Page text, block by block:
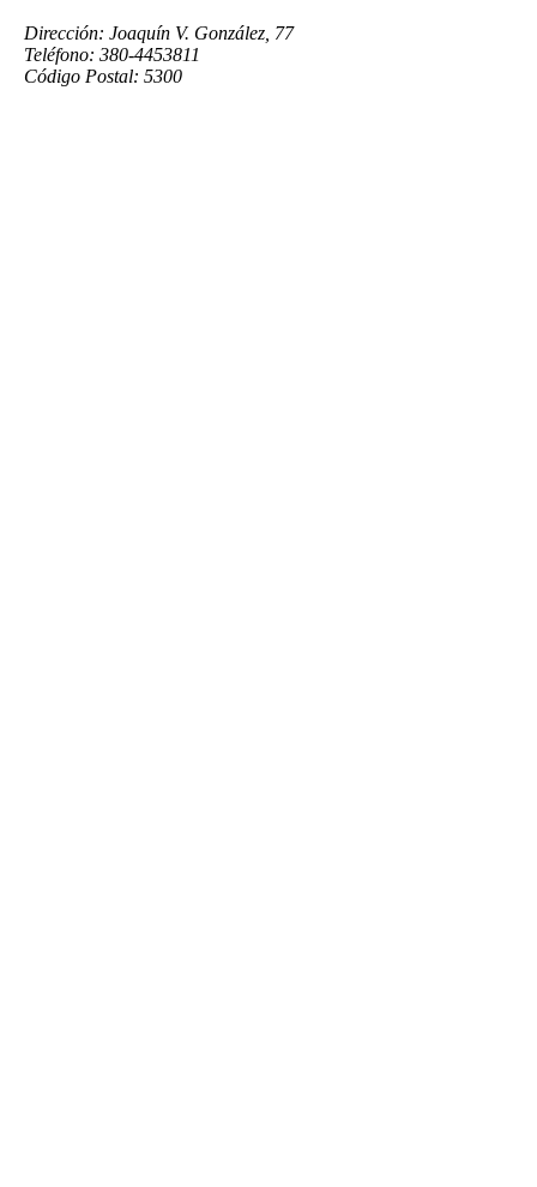
Dirección: Joaquín V. González, 77
Teléfono: 380-4453811
Código Postal: 5300